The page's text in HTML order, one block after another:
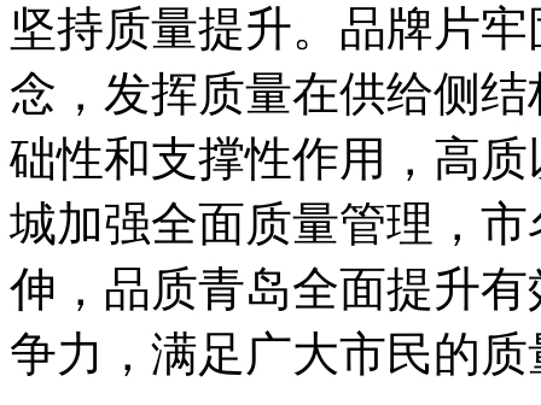
坚持质量提升。品牌片
念，发挥质量在供给侧
础性和支撑性作用，高
城加强全面质量管理，市
伸，品质青岛全面提升
争力，满足广大市民的